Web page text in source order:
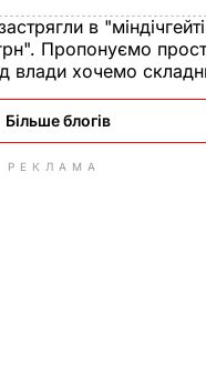
в "міндічгейті
Пропонуємо
влади хочемо
Більше блогів
РЕКЛАМА